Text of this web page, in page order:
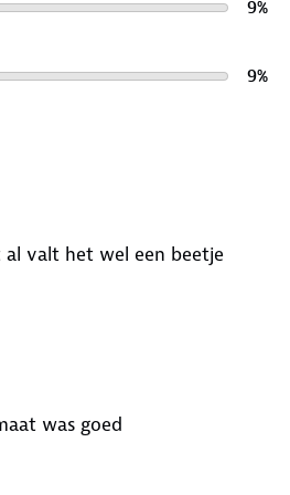
9%
9%
al valt het wel een beetje
was goed